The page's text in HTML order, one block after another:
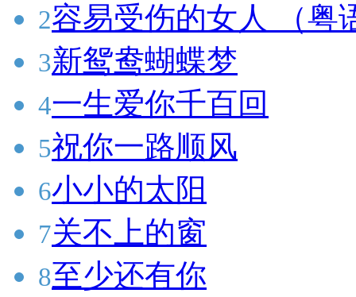
2容易受伤的女人 （粤
3新鸳鸯蝴蝶梦
4一生爱你千百回
5祝你一路顺风
6小小的太阳
7关不上的窗
8至少还有你